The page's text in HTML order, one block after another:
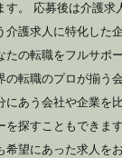
す。 応募後は介護求
介護求人に特化した
たの転職をフルサポ
の転職のプロが揃う
にあう会社や企業を
を探すこともできま
希望にあった求人を